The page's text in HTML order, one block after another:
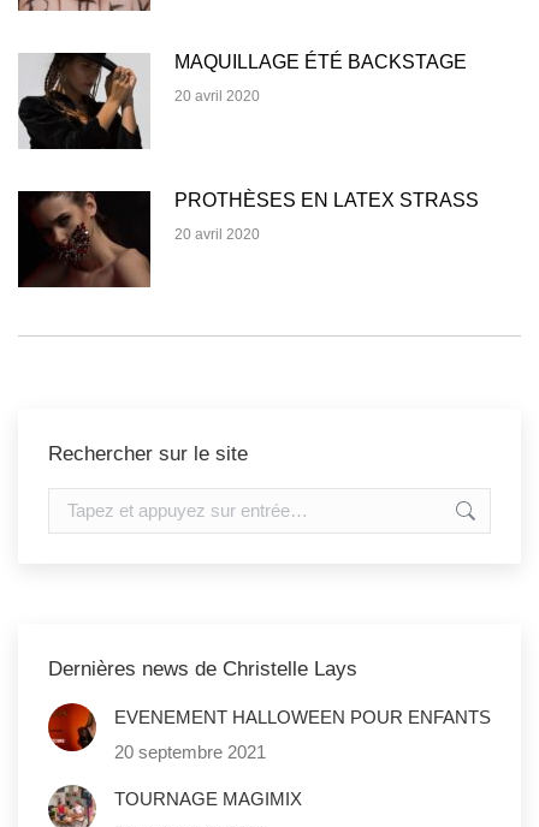
MAQUILLAGE ÉTÉ BACKSTAGE
20 avril 2020
PROTHÈSES EN LATEX STRASS
20 avril 2020
Rechercher sur le site
Recherche
:
Dernières news de Christelle Lays
EVENEMENT HALLOWEEN POUR ENFANTS
20 septembre 2021
TOURNAGE MAGIMIX